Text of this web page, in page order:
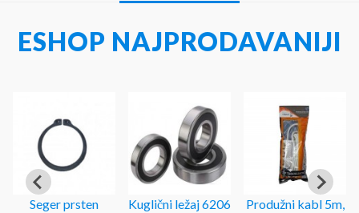
ESHOP NAJPRODAVANIJI
Seger prsten
Kuglični ležaj 6206
Produžni kabl 5m,